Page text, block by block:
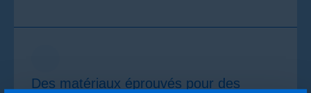
Des matériaux éprouvés pour des